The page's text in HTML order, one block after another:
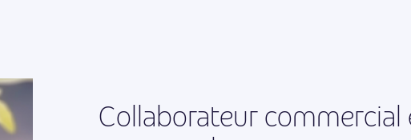
Collaborateur